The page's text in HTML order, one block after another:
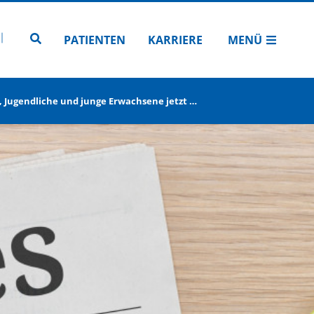
Zur Seitensuche
PATIENTEN KARRIERE MENÜ
und junge Erwachsene jetzt …